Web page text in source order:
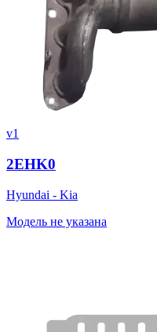
v1
2EHK0
Hyundai - Kia
Модель не указана